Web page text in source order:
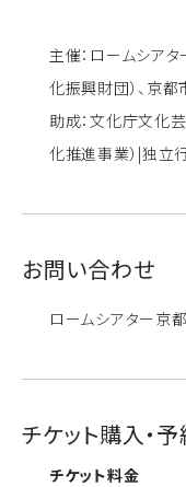
主催：ロームシア
化振興財団）、京都
助成：文化庁文化
化推進事業）|独立
お問い合わせ
ロームシアター京
チケット購入・
チケット料金